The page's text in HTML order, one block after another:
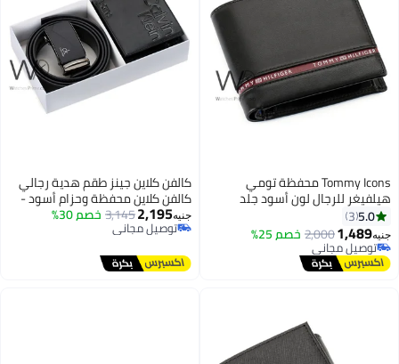
Tommy Icons محفظة تومي
للرجال لون أسود جلد
5.0
3
1,489
2,000خصم 25%
توصيل مجاني
توصيل مجاني
كالفن كلاين جينز طقم هدية رجالي
كالفن كلاين محفظة وحزام أسود -
إبزيم CK2,195
3,145خصم 30%
توصيل مجاني